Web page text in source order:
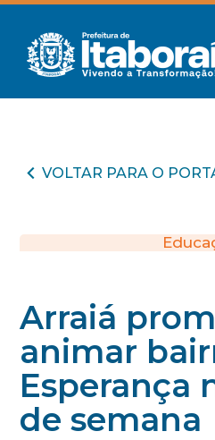
VOLTAR PARA O
Arraiá
animar
Esperança
de semana